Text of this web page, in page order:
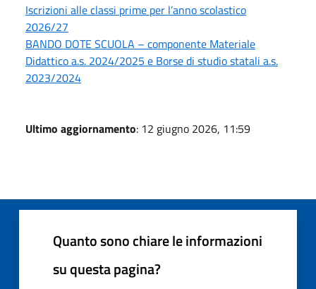
Iscrizioni alle classi prime per l’anno scolastico
2026/27
BANDO DOTE SCUOLA – componente Materiale
Didattico a.s. 2024/2025 e Borse di studio statali a.s.
2023/2024
Ultimo aggiornamento: 12 giugno 2026, 11:59
Quanto sono chiare le informazioni
su questa pagina?